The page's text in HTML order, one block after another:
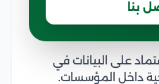
بنا
على البيانات في
داخل المؤسسات.